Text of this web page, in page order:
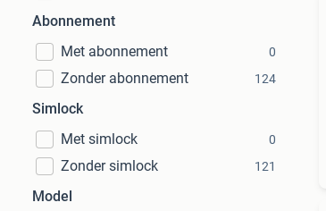
Abonnement
Met abonnement
0
Zonder abonnement 124
Simlock
Met simlock
0
Zonder simlock 121
Model